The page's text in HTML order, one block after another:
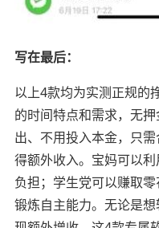
写在最后：
以上4款均为实测正规的
的时间特点和需求，无
出、不用投入本金，只
得额外收入。宝妈可以
负担；学生党可以赚取
锻炼自主能力。无论是